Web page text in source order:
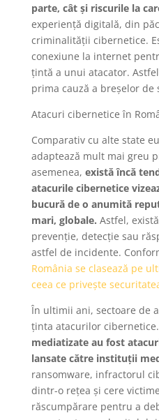
parte, cât și riscurile la
experiență digitală, din
criminalității cibernetice.
conexiune la internet
țintă a unui atacator.
prima cauză a breșelor de
Atacuri cibernetice în
Comparativ cu alte state
adaptează mult mai greu
asemenea, există încă
atacurile cibernetice
bucură de o anumită
mari, globale. Astfel,
prevenție, detecție sau
astfel de incidente.
România se clasează pe
ceea ce privește
În ultimii ani, sectoare de
ținta atacurilor
mediatizate au fost
lansate către instituții
ransomware, infractorul
dintr-o rețea și cere
răscumpărare pentru a